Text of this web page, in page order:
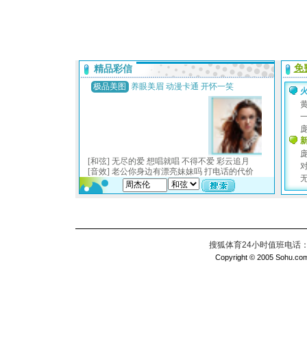
搜狐体育24小时值班电话
Copyright © 2005